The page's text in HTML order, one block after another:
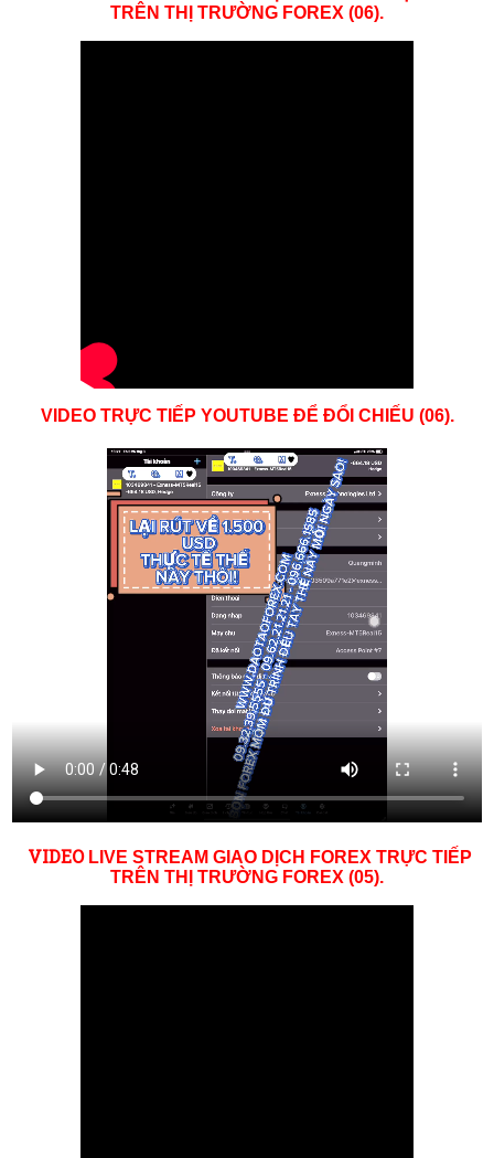
TRÊN THỊ TRƯỜNG FOREX (06).
VIDEO TRỰC TIẾP YOUTUBE ĐỂ ĐỔI CHIẾU (06).
VIDEOLIVE STREAM GIAO DỊCH FOREX TRỰC TIẾP
TRÊN THỊ TRƯỜNG FOREX (05).